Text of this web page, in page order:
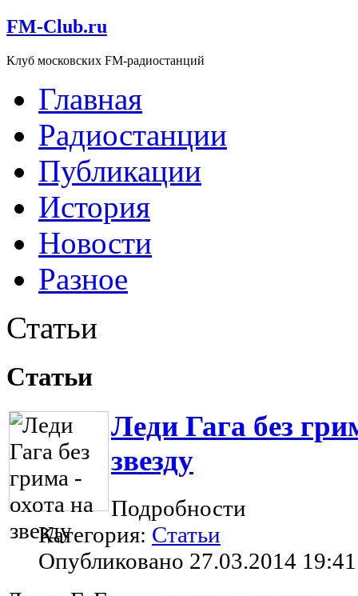
FM-Club.ru
Клуб московских FM-радиостанций
Главная
Радиостанции
Публикации
История
Новости
Разное
Статьи
Статьи
Леди Гага без
звезду
Подробности
Категория: Статьи
Опубликовано 27.03.2014 19:41